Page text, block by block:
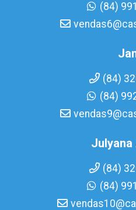
(84)
(84)
(84)
Julyana
(84)
(84)